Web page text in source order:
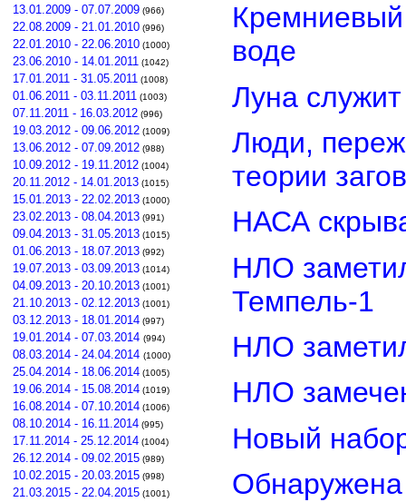
13.01.2009 - 07.07.2009 (966)
22.08.2009 - 21.01.2010 (996)
22.01.2010 - 22.06.2010 (1000)
23.06.2010 - 14.01.2011 (1042)
17.01.2011 - 31.05.2011 (1008)
01.06.2011 - 03.11.2011 (1003)
07.11.2011 - 16.03.2012 (996)
19.03.2012 - 09.06.2012 (1009)
13.06.2012 - 07.09.2012 (988)
10.09.2012 - 19.11.2012 (1004)
20.11.2012 - 14.01.2013 (1015)
15.01.2013 - 22.02.2013 (1000)
23.02.2013 - 08.04.2013 (991)
09.04.2013 - 31.05.2013 (1015)
01.06.2013 - 18.07.2013 (992)
19.07.2013 - 03.09.2013 (1014)
04.09.2013 - 20.10.2013 (1001)
21.10.2013 - 02.12.2013 (1001)
03.12.2013 - 18.01.2014 (997)
19.01.2014 - 07.03.2014 (994)
08.03.2014 - 24.04.2014 (1000)
25.04.2014 - 18.06.2014 (1005)
19.06.2014 - 15.08.2014 (1019)
16.08.2014 - 07.10.2014 (1006)
08.10.2014 - 16.11.2014 (995)
17.11.2014 - 25.12.2014 (1004)
26.12.2014 - 09.02.2015 (989)
10.02.2015 - 20.03.2015 (998)
21.03.2015 - 22.04.2015 (1001)
воде
Луна
Люди,
теории
НАСА
НЛО
Темпель-1
НЛО
НЛО
Новый
Обнаружена